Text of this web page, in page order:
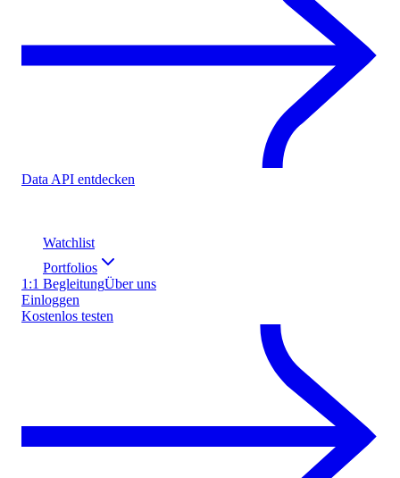
Data API entdecken
Watchlist
Portfolios
1:1 BegleitungÜber uns
Einloggen
Kostenlos testen